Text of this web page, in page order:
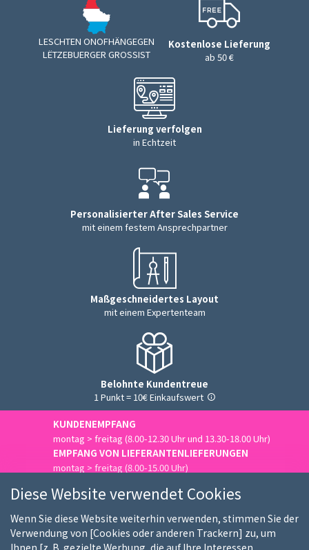
LESCHTEN ONOFHÄNGEGEN
LËTZEBUERGER GROSSIST
Kostenlose Lieferung
ab 50 €
Lieferung verfolgen
in Echtzeit
Personalisierter After Sales Service
mit einem festem Ansprechpartner
Maßgeschneidertes Layout
mit einem Expertenteam
Belohnte Kundentreue
1 Punkt = 10€ Einkaufswert
KUNDENEMPFANG
montag > freitag (8.00-12.30 Uhr und 13.30-18.00 Uhr)
EMPFANG VON LIEFERANTENLIEFERUNGEN
montag > freitag (8.00-15.00 Uhr)
Diese Website verwendet Cookies
Wenn Sie diese Website weiterhin verwenden, stimmen Sie der
Verwendung von [Cookies oder anderen Trackern] zu, um
Ihnen [z. B. gezielte Werbung, die auf Ihre Interessen